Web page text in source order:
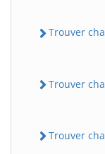
Trouver
Trouver
Trouver